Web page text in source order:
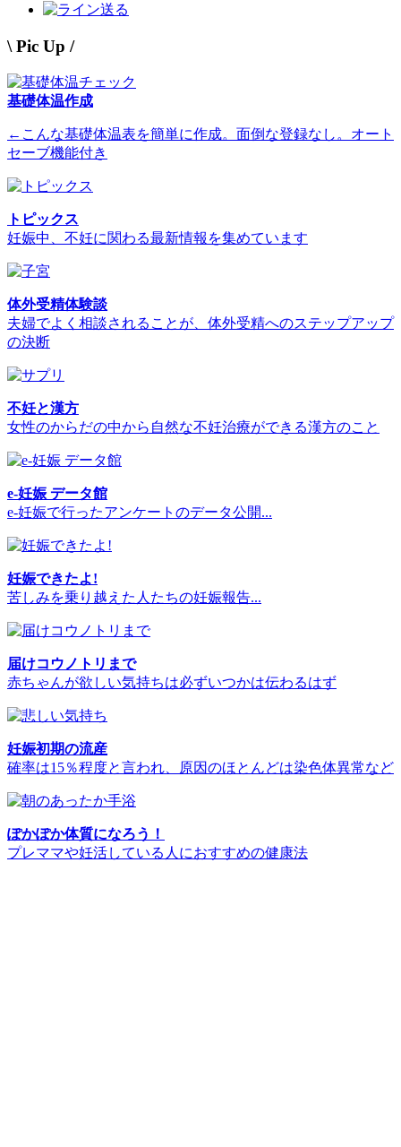
送る
\ Pic Up /
基礎体温作成
←こんな基礎体温表を簡単に作成。面倒な登録なし。オート
セーブ機能付き
トピックス
妊娠中、不妊に関わる最新情報を集めています
体外受精体験談
夫婦でよく相談されることが、体外受精へのステップアップ
の決断
不妊と漢方
女性のからだの中から自然な不妊治療ができる漢方のこと
e-妊娠 データ館
e-妊娠で行ったアンケートのデータ公開...
妊娠できたよ!
苦しみを乗り越えた人たちの妊娠報告...
届けコウノトリまで
赤ちゃんが欲しい気持ちは必ずいつかは伝わるはず
妊娠初期の流産
確率は15％程度と言われ、原因のほとんどは染色体異常など
ぽかぽか体質になろう！
プレママや妊活している人におすすめの健康法